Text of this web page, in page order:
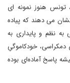
تونس هنوز نمونه ای
می دهند که پیاده
نظم و پایداری به
دمکراسی، خودکاموگیِ
پاسخ آماده‌ای بوده